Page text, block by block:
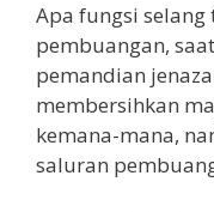
Apa fungsi selang
pembuangan,
pemandian
membersihkan
kemana-mana,
saluran